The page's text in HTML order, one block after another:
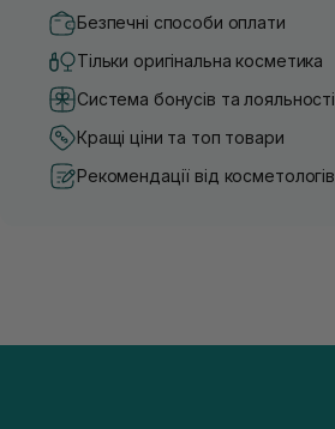
Безпечні способи оплати
Тільки оригінальна косметика
Система бонусів та лояльності
Кращі ціни та топ товари
Рекомендації від косметологів